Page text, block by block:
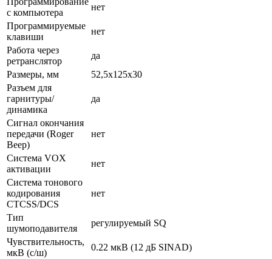
с компьютера
нет
Программируемые
клавиши
нет
Работа через
ретранслятор
да
Размеры, мм
52,5x125x30
Разъем для
гарнитуры/
динамика
да
Сигнал окончания
передачи (Roger
Beep)
нет
Система VOX
активации
нет
Система тонового
кодирования
CTCSS/DCS
нет
Тип
шумоподавителя
регулируемый SQ
Чувствительность,
мкВ (с/ш)
0.22 мкВ (12 дБ SINAD)